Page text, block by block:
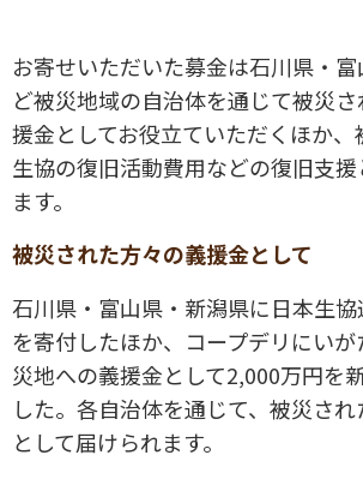
お寄せいただいた募金は石川県・
ど被災地域の自治体を通じて被災
援金としてお役立ていただくほか
生協の復旧活動費用などの復旧支
ます。
被災された方々の義援金として
石川県・富山県・新潟県に日本生
を寄付したほか、コープデリにい
災地への義援金として2,000万円を
した。各自治体を通じて、被災さ
として届けられます。